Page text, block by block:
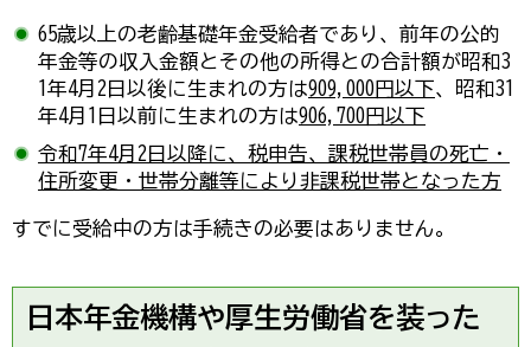
65歳以上の老齢基礎年金受給者であり、前年の公的
年金等の収入金額とその他の所得との合計額が昭和3
1年4月2日以後に生まれの方は909,000円以下、昭和31
年4月1日以前に生まれの方は906,700円以下
令和7年4月2日以降に、税申告、課税世帯員の死亡・
住所変更・世帯分離等により非課税世帯となった方
すでに受給中の方は手続きの必要はありません。
日本年金機構や厚生労働省を装った